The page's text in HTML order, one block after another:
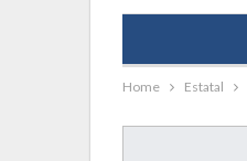
Home Estatal